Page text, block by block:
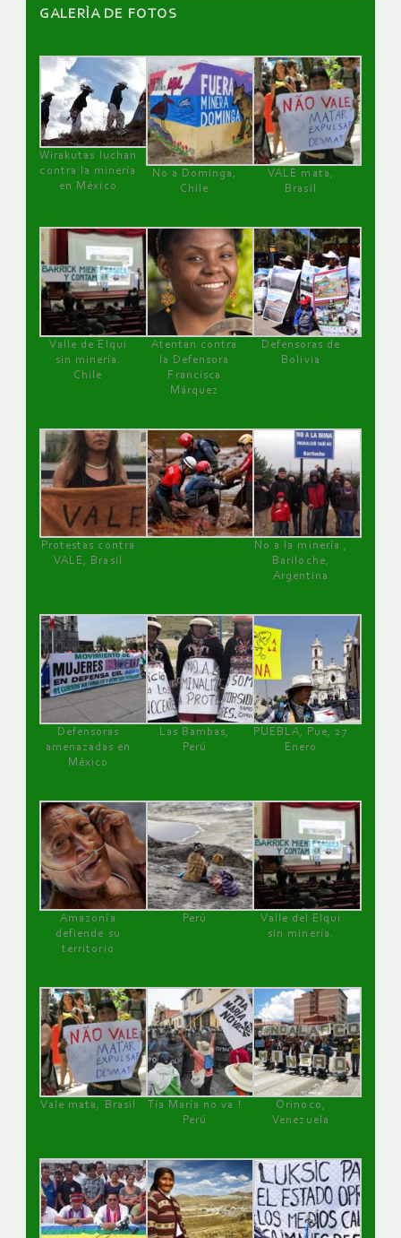
GALERÌA DE FOTOS
Wirakutas luchan
contra la minería
en México
No a Dominga,
Chile
VALE mata,
Brasil
Valle de Elqui
sin minería.
Chile
Atentan contra
la Defensora
Francisca
Márquez
Defensoras de
Bolivia
Protestas contra
VALE, Brasil
No a la minería ,
Bariloche,
Argentina
Defensoras
amenazadas en
México
Las Bambas,
Perú
PUEBLA, Pue, 27
Enero
Amazonía
defiende su
territorio
Perú
Valle del Elqui
sin minería.
Vale mata, Brasil
Tía María no va !
Perú
Orinoco,
Venezuela